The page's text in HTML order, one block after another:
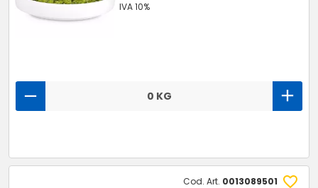
IVA 10%
0 KG
Cod. Art. 0013089501